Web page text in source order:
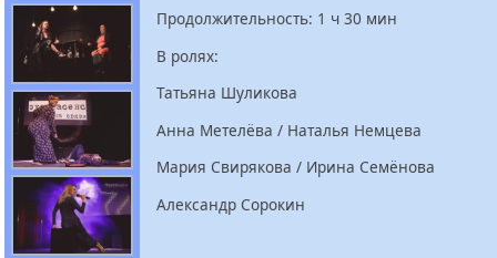
Продолжительность: 1 ч 30 мин
В ролях:
Татьяна Шуликова
Анна Метелёва / Наталья Немцева
Мария Свирякова / Ирина Семёнова
Александр Сорокин